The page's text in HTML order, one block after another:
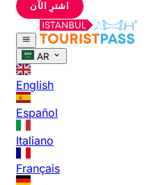
اشترِ الآن
AR
English
Español
Italiano
Français